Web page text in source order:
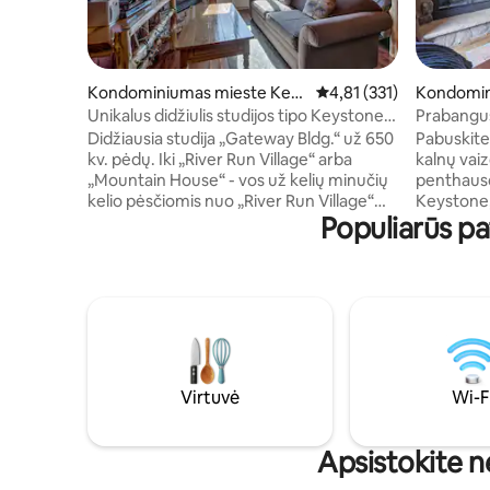
Kondominiumas mieste Keys
tone
Vidutinis įvertinimas:
4,81 (331)
Unikalus didžiulis studijos tipo Keystone
Gateway STR22-R-00498
Didžiausia studija „Gateway Bldg.“ už 650
kv. pėdų. Iki „River Run Village“ arba
„Mountain House“ - vos už kelių minučių
kelio pėsčiomis nuo „River Run Village“
mirkykite sūkurinėje vonioje, įeikite į
lova. Virtuvėje yra indaplovė, mikrobangų
krosnelė ir skrudintuvas. Skalbykla ir
sporto salė yra visai šalia salės.
Daugiausiai šeši žmonės, stovėjimo
stone
už kelių
kalnų
pilnai
Wi-Fi:
spintelė,
Populiarūs
Virtuvė Wi-
Apsistokite